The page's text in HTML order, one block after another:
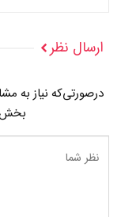
ارسال نظر
درصورتی‌که نیاز به